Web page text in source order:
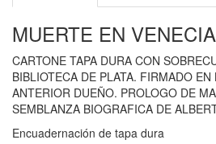
MUERTE EN
CARTONE TAPA DURA CON
BIBLIOTECA DE PLATA. FIRMADO EN
ANTERIOR DUEÑO. PROLOGO DE
SEMBLANZA BIOGRAFICA DE
Encuadernación de tapa dura